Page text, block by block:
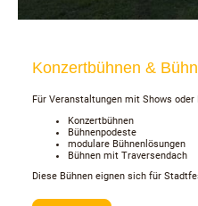
Konzertbühnen &
Für Veranstaltungen mit Shows
Konzertbühnen
Bühnenpodeste
modulare Bühnenlösungen
Bühnen mit Traversendach
Diese Bühnen eignen sich für